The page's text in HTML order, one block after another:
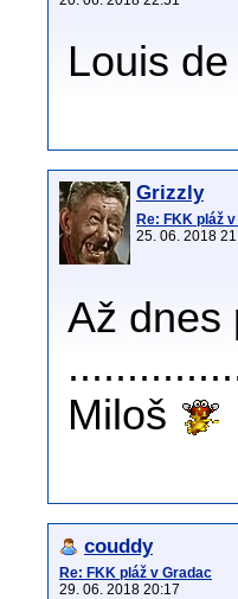
Louis
Grizzly
Re: FKK pláž
25. 06. 2018
Až dnes
Miloš
couddy
Re: FKK pláž v Gradac
29. 06. 2018 20:17